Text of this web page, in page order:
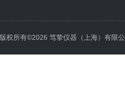
版权所有©2026 笃挚仪器（上海）有限